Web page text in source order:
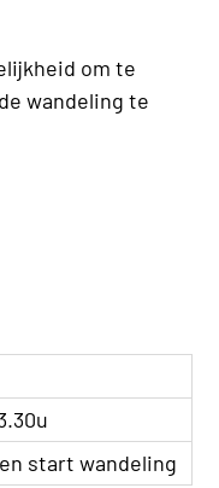
om te
wandeling te
start wandeling